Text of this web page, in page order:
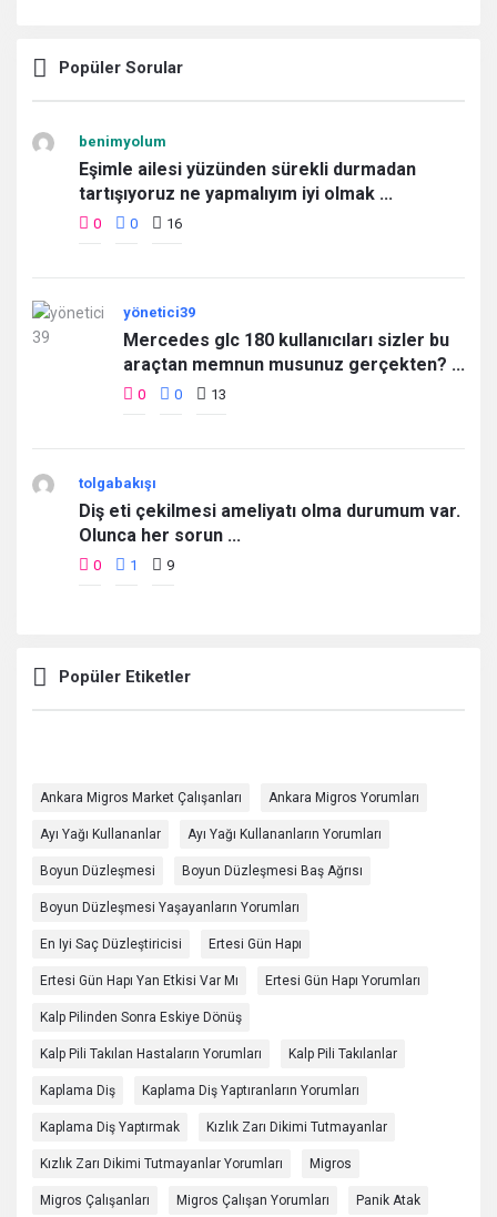
Popüler Sorular
benimyolum
Eşimle ailesi yüzünden sürekli durmadan
tartışıyoruz ne yapmalıyım iyi olmak ...
0 0 16
yönetici39
Mercedes glc 180 kullanıcıları sizler bu
araçtan memnun musunuz gerçekten? ...
0 0 13
tolgabakışı
Diş eti çekilmesi ameliyatı olma durumum var.
Olunca her sorun ...
0 1 9
Popüler Etiketler
Ankara Migros Market Çalışanları Ankara Migros Yorumları
Ayı Yağı Kullananlar Ayı Yağı Kullananların Yorumları
Boyun Düzleşmesi Boyun Düzleşmesi Baş Ağrısı
Boyun Düzleşmesi Yaşayanların Yorumları
En Iyi Saç Düzleştiricisi Ertesi Gün Hapı
Ertesi Gün Hapı Yan Etkisi Var Mı Ertesi Gün Hapı Yorumları
Kalp Pilinden Sonra Eskiye Dönüş
Kalp Pili Takılan Hastaların Yorumları Kalp Pili Takılanlar
Kaplama Diş Kaplama Diş Yaptıranların Yorumları
Kaplama Diş Yaptırmak Kızlık Zarı Dikimi Tutmayanlar
Kızlık Zarı Dikimi Tutmayanlar Yorumları Migros
Migros Çalışanları Migros Çalışan Yorumları Panik Atak